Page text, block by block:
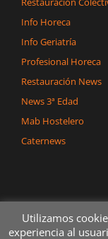
Info Horeca
Info Geriatría
Profesional Horeca
Restauración News
News 3ª Edad
Mab Hostelero
Caternews
Utilizamos
experiencia al